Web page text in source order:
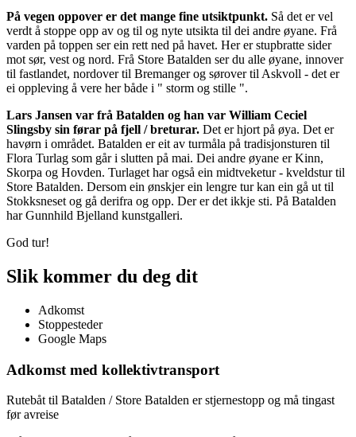
På vegen oppover er det mange fine utsiktpunkt. Så det er vel
verdt å stoppe opp av og til og nyte utsikta til dei andre øyane. Frå
varden på toppen ser ein rett ned på havet. Her er stupbratte sider
mot sør, vest og nord. Frå Store Batalden ser du alle øyane, innover
til fastlandet, nordover til Bremanger og sørover til Askvoll - det er
ei oppleving å vere her både i " storm og stille ".
Lars Jansen var frå Batalden og han var William Ceciel
Slingsby sin førar på fjell / breturar. Det er hjort på øya. Det er
havørn i området. Batalden er eit av turmåla på tradisjonsturen til
Flora Turlag som går i slutten på mai. Dei andre øyane er Kinn,
Skorpa og Hovden. Turlaget har også ein midtveketur - kveldstur til
Store Batalden. Dersom ein ønskjer ein lengre tur kan ein gå ut til
Stokksneset og gå derifra og opp. Der er det ikkje sti. På Batalden
har Gunnhild Bjelland kunstgalleri.
God tur!
Slik kommer du deg dit
Adkomst
Stoppesteder
Google Maps
Adkomst med kollektivtransport
Rutebåt til Batalden / Store Batalden er stjernestopp og må tingast
før avreise